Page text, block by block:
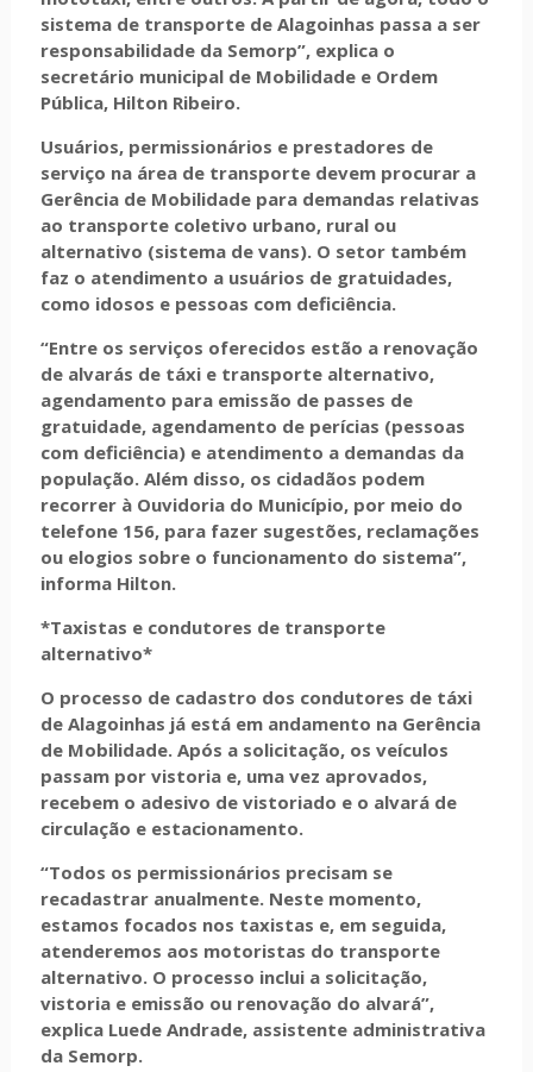
sistema de transporte de Alagoinhas passa a ser
responsabilidade da Semorp”, explica o
secretário municipal de Mobilidade e Ordem
Pública, Hilton Ribeiro.
Usuários, permissionários e prestadores de
serviço na área de transporte devem procurar a
Gerência de Mobilidade para demandas relativas
ao transporte coletivo urbano, rural ou
alternativo (sistema de vans). O setor também
faz o atendimento a usuários de gratuidades,
como idosos e pessoas com deficiência.
“Entre os serviços oferecidos estão a renovação
de alvarás de táxi e transporte alternativo,
agendamento para emissão de passes de
gratuidade, agendamento de perícias (pessoas
com deficiência) e atendimento a demandas da
população. Além disso, os cidadãos podem
recorrer à Ouvidoria do Município, por meio do
telefone 156, para fazer sugestões, reclamações
ou elogios sobre o funcionamento do sistema”,
informa Hilton.
*Taxistas e condutores de transporte
alternativo*
O processo de cadastro dos condutores de táxi
de Alagoinhas já está em andamento na Gerência
de Mobilidade. Após a solicitação, os veículos
passam por vistoria e, uma vez aprovados,
recebem o adesivo de vistoriado e o alvará de
circulação e estacionamento.
“Todos os permissionários precisam se
recadastrar anualmente. Neste momento,
estamos focados nos taxistas e, em seguida,
atenderemos aos motoristas do transporte
alternativo. O processo inclui a solicitação,
vistoria e emissão ou renovação do alvará”,
explica Luede Andrade, assistente administrativa
da Semorp.